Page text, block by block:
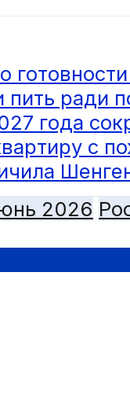
ради
года
с
2026